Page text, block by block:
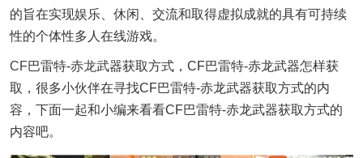
的旨在实现娱乐、休闲、交流和取得虚拟成就的具有可持续
性的个体性多人在线游戏。
CF巴雷特-赤龙武器获取方式，CF巴雷特-赤龙武器怎样获
取，很多小伙伴在寻找CF巴雷特-赤龙武器获取方式的内
容，下面一起和小编来看看CF巴雷特-赤龙武器获取方式的
内容吧。